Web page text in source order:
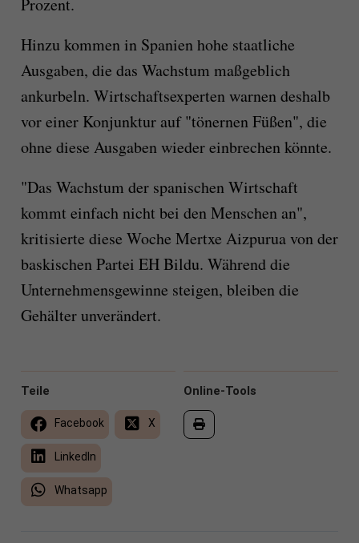
Hinzu kommen in Spanien hohe staatliche
Ausgaben, die das Wachstum maßgeblich
ankurbeln. Wirtschaftsexperten warnen deshalb
vor einer Konjunktur auf "tönernen Füßen", die
ohne diese Ausgaben wieder einbrechen könnte.
"Das Wachstum der spanischen Wirtschaft
kommt einfach nicht bei den Menschen an",
kritisierte diese Woche Mertxe Aizpurua von der
baskischen Partei EH Bildu. Während die
Unternehmensgewinne steigen, bleiben die
Gehälter unverändert.
Online-Tools
Teile
Facebook X
LinkedIn
Whatsapp